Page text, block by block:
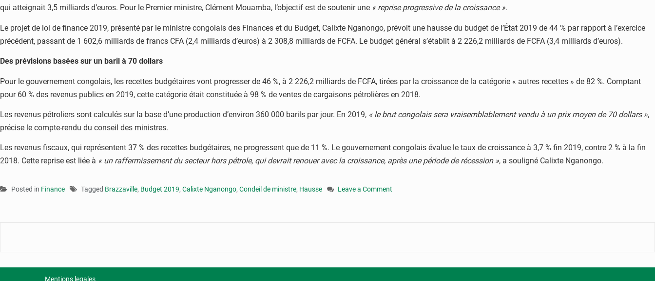
qui atteignait 3,5 milliards d’euros. Pour le Premier ministre, Clément Mouamba, l’objectif est de soutenir une « reprise progressive de la croissance ».
Le projet de loi de finance 2019, présenté par le ministre congolais des Finances et du Budget, Calixte Nganongo, prévoit une hausse du budget de l’État 2019 de 44 % par rapport à l’exercice
précédent, passant de 1 602,6 milliards de francs CFA (2,4 milliards d’euros) à 2 308,8 milliards de FCFA. Le budget général s’établit à 2 226,2 milliards de FCFA (3,4 milliards d’euros).
Des prévisions basées sur un baril à 70 dollars
Pour le gouvernement congolais, les recettes budgétaires vont progresser de 46 %, à 2 226,2 milliards de FCFA, tirées par la croissance de la catégorie « autres recettes » de 82 %. Comptant
pour 60 % des revenus publics en 2019, cette catégorie était constituée à 98 % de ventes de cargaisons pétrolières en 2018.
Les revenus pétroliers sont calculés sur la base d’une production d’environ 360 000 barils par jour. En 2019, « le brut congolais sera vraisemblablement vendu à un prix moyen de 70 dollars »,
précise le compte-rendu du conseil des ministres.
Les revenus fiscaux, qui représentent 37 % des recettes budgétaires, ne progressent que de 11 %. Le gouvernement congolais évalue le taux de croissance à 3,7 % fin 2019, contre 2 % à la fin
2018. Cette reprise est liée à « un raffermissement du secteur hors pétrole, qui devrait renouer avec la croissance, après une période de récession », a souligné Calixte Nganongo.
Posted in Finance Tagged Brazzaville, Budget 2019, Calixte Nganongo, Condeil de ministre, Hausse
Leave a Comment
Mentions legales